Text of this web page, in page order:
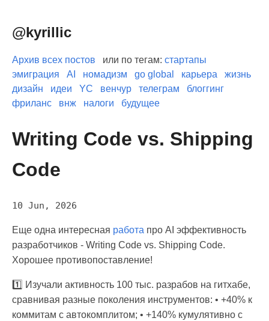
@kyrillic
Архив всех постов или по тегам: стартапы
эмиграция
AI номадизм go global карьера
жизнь
дизайн
идеи YC венчур телеграм
блоггинг
фриланс
внж налоги будущее
Writing Code vs. Shipping
Code
10 Jun, 2026
Еще одна интересная работа про AI эффективность
разработчиков - Writing Code vs. Shipping Code.
Хорошее противопоставление!
1️⃣ Изучали активность 100 тыс. разрабов на гитхабе,
сравнивая разные поколения инструментов: • +40% к
коммитам с автокомплитом; • +140% кумулятивно с